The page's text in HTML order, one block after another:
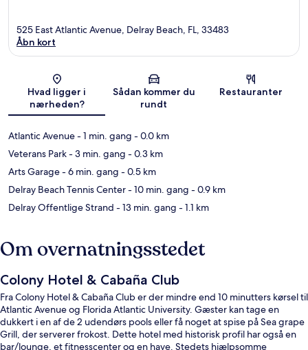
Kort
525 East Atlantic Avenue, Delray Beach, FL, 33483
Åbn kort
Hvad ligger i
nærheden?
Sådan kommer du
rundt
Restauranter
Atlantic Avenue- 1 min. gang - 0.0 km
Veterans Park- 3 min. gang - 0.3 km
Arts Garage- 6 min. gang - 0.5 km
Delray Beach Tennis Center- 10 min. gang - 0.9 km
Delray Offentlige Strand - 13 min. gang - 1.1 km
Om overnatningsstedet
Colony Hotel & Cabaña Club
Fra Colony Hotel & Cabaña Club er der mindre end 10 minutters kørsel til
Atlantic Avenue og Florida Atlantic University. Gæster kan tage en
dukkert i en af de 2 udendørs pools eller få noget at spise på Sea grape
Grill, der serverer frokost. Dette hotel med historisk profil har også en
bar/lounge, et fitnesscenter og en have. Stedets hjælpsomme